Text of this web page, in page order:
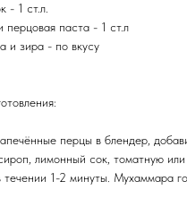
- 1 ст.л.
перцовая паста - 1 ст.л
и зира - по вкусу
перцы в блендер,
лимонный сок, томатную
течении 1-2 минуты. Мухаммара